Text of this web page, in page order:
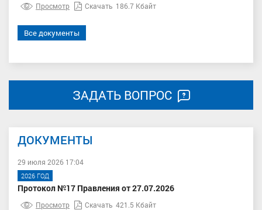
Просмотр Скачать 186.7 Кбайт
Все документы
ЗАДАТЬ ВОПРОС
ДОКУМЕНТЫ
29 июля 2026 17:04
2026 ГОД
Протокол №17 Правления от 27.07.2026
Просмотр Скачать 421.5 Кбайт